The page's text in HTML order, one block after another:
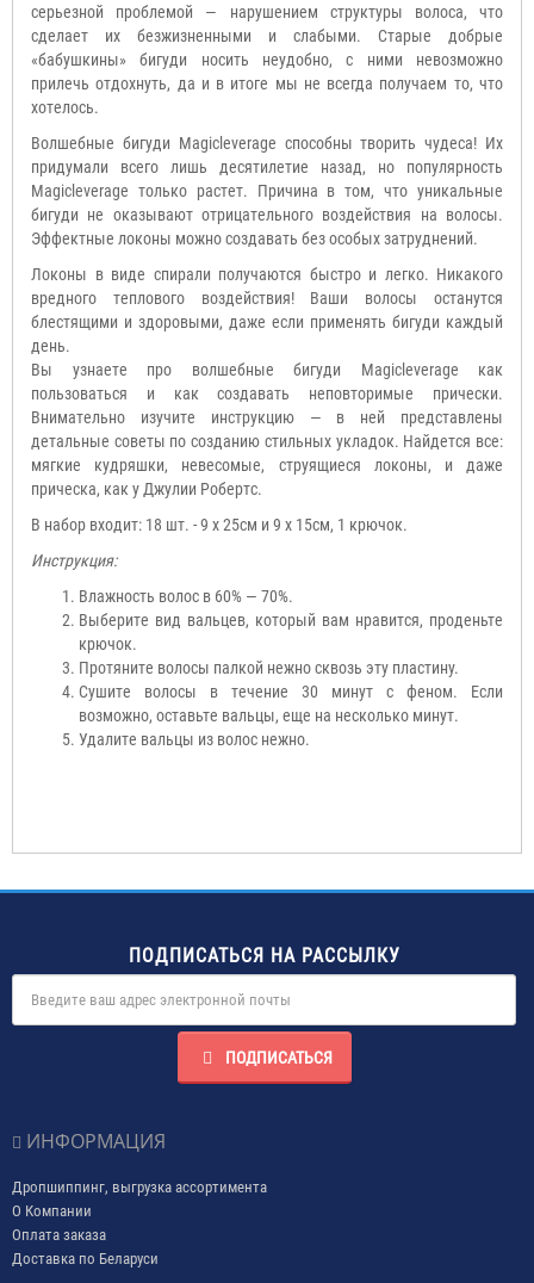
серьезной проблемой — нарушением структуры волоса, что
сделает их безжизненными и слабыми. Старые добрые
«бабушкины» бигуди носить неудобно, с ними невозможно
прилечь отдохнуть, да и в итоге мы не всегда получаем то, что
хотелось.
Волшебные бигуди Magicleverage способны творить чудеса! Их
придумали всего лишь десятилетие назад, но популярность
Magicleverage только растет. Причина в том, что уникальные
бигуди не оказывают отрицательного воздействия на волосы.
Эффектные локоны можно создавать без особых затруднений.
Локоны в виде спирали получаются быстро и легко. Никакого
вредного теплового воздействия! Ваши волосы останутся
блестящими и здоровыми, даже если применять бигуди каждый
день.
Вы узнаете про волшебные бигуди Magicleverage как
пользоваться и как создавать неповторимые прически.
Внимательно изучите инструкцию — в ней представлены
детальные советы по созданию стильных укладок. Найдется все:
мягкие кудряшки, невесомые, струящиеся локоны, и даже
прическа, как у Джулии Робертс.
В набор входит: 18 шт. - 9 х 25см и 9 х 15см, 1 крючок.
Инструкция:
Влажность волос в 60% — 70%.
Выберите вид вальцев, который вам нравится, проденьте
крючок.
Протяните волосы палкой нежно сквозь эту пластину.
Сушите волосы в течение 30 минут с феном. Если
возможно, оставьте вальцы, еще на несколько минут.
Удалите вальцы из волос нежно.
ПОДПИСАТЬСЯ НА РАССЫЛКУ
ПОДПИСАТЬСЯ
ИНФОРМАЦИЯ
Дропшиппинг, выгрузка ассортимента
О Компании
Оплата заказа
Доставка по Беларуси